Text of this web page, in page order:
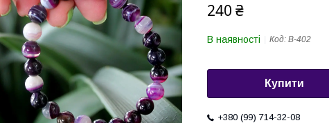
240 ₴
В наявності Код: B-402
Купити
+380 (99) 714-32-08